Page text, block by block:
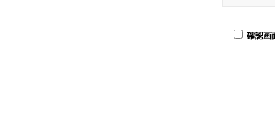
確認画